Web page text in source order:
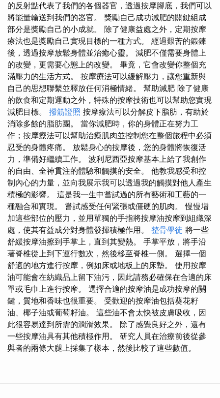
的反射點代表了我們的各個器官，透過按摩腳底，我們可以
將能量輸送到我們的器官。 獎勵自己成功減肥的關鍵組成
部分是獎勵自己的小成就。 除了健康益處之外，定期按摩
療法也是獎勵自己實現目標的一種方式。 經過艱苦的鍛鍊
後，透過按摩放鬆身體並治癒心靈。 減肥不僅需要身體上
的改變，更需要心態上的改變。 畢竟，它會改變你整個充
滿壓力的生活方式。 按摩療法可以緩解壓力，讓您重新與
自己的思想聯繫並釋放任何消極情緒。 幫助減肥 除了健康
的飲食和定期運動之外，特殊的按摩技術也可以幫助您實現
減肥目標。 撥筋證照 按摩療法可以分解皮下脂肪，有助於
消除多餘的脂肪團。 當你減肥時，你的身體正在努力工
作；按摩療法可以幫助治癒肌肉並控制您在整個旅程中必須
忍受的身體疼痛。 放鬆身心的按摩後，您的身體將恢復活
力，準備好繼續工作。 波利尼西亞按摩基本上給了我創作
的自由、全神貫注的體驗和觸摸的安全。 他教我感受和控
制內心的力量，並向我展示我可以透過我的觸摸對他人產生
積極的影響。 這是我一生中嘗試過的所有藝術和工藝的一
種融合和實現。 嘗試感受任何緊張或僵硬的肌肉。 慢慢增
加這些部位的壓力，並用單獨的手指將按摩油按摩到組織深
處，使其有益成分對身體發揮積極作用。 整骨學徒 將一些
舒緩按摩油擦到手掌上，直到其變熱。 手掌平放，將手沿
著脊椎從上到下運行數次，然後移至脊椎一側。 選擇一個
舒適的地方進行按摩，例如床或地板上的床墊。 使用按摩
油可能會在紡織品上留下油污，因此請務必確保在合適的床
單或毛巾上進行按摩。 選擇合適的按摩油是成功按摩的關
鍵，質地和香味也很重要。 受歡迎的按摩油包括葵花籽
油、椰子油或葡萄籽油。 這些油不會太快被皮膚吸收，因
此很容易達到所需的潤滑效果。 除了感覺良好之外，還有
一些按摩油具有其他積極作用。 研究人員在治療前後從參
與者的兩條大腿上採集了樣本，然後比較了這些數值。